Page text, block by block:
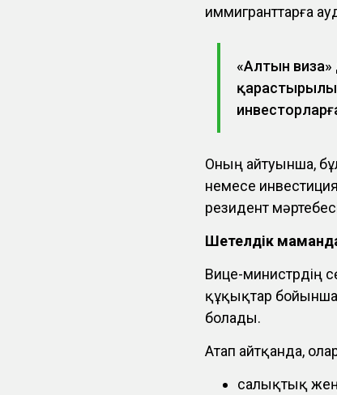
иммигранттарға
«Алтын виза»
Оның айтуынша,
немесе
резидент
Шетелдік
Вице-министрдің
құқықтар бойынша
болады.
Атап айтқанда,
салықтық